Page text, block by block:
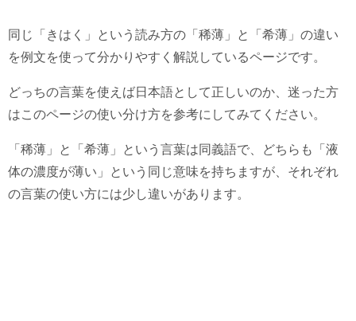
同じ「きはく」という読み方の「稀薄」と「希薄」の違い
を例文を使って分かりやすく解説しているページです。
どっちの言葉を使えば日本語として正しいのか、迷った方
はこのページの使い分け方を参考にしてみてください。
「稀薄」と「希薄」という言葉は同義語で、どちらも「液
体の濃度が薄い」という同じ意味を持ちますが、それぞれ
の言葉の使い方には少し違いがあります。